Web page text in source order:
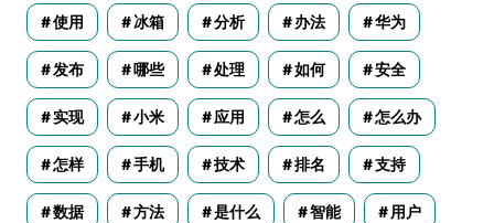
使用 冰箱 分析 办法 华为
发布 哪些 处理 如何 安全
实现 小米 应用 怎么 怎么办
怎样 手机 技术 排名 支持
数据 方法 是什么 智能 用户